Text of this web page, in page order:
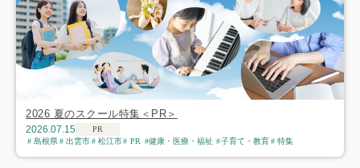
2026 夏のスクール特集＜PR＞
2026.07.15
PR
島根県
出雲市 松江市 PR 健康・医療・福祉 子育て・教育 特集